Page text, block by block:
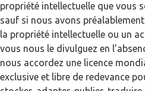
propriété intellectuelle que vous
sauf si nous avons
la propriété intellectuelle ou un
vous nous le divulguez en
nous accordez une licence
exclusive et libre de redevance